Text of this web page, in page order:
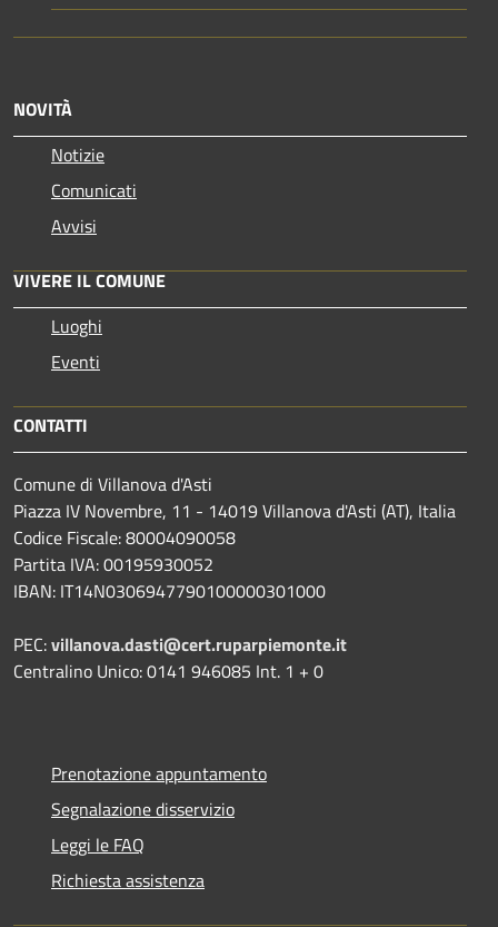
NOVITÀ
Notizie
Comunicati
Avvisi
VIVERE IL COMUNE
Luoghi
Eventi
CONTATTI
Comune di Villanova d'Asti
Piazza IV Novembre, 11 - 14019 Villanova d'Asti (AT), Italia
Codice Fiscale: 80004090058
Partita IVA: 00195930052
IBAN: IT14N0306947790100000301000
PEC:villanova.dasti@cert.ruparpiemonte.it
Centralino Unico: 0141 946085 Int. 1 + 0
Prenotazione appuntamento
Segnalazione disservizio
Leggi le FAQ
Richiesta assistenza